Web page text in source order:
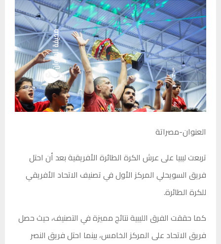
العنوان-مصراتة
تربعت ليبيا على عرش الكرة الطائرة الأفريقية بعد أن احتل
فريق السويحلي المركز الأول في تصنيف الاتحاد الأفريقي
للكرة الطائرة.
كما حققت الفرق الليبية نتائج مميزة في التصنيف، حيث حصل
فريق الاتحاد على المركز الخامس، بينما احتل فريق النصر